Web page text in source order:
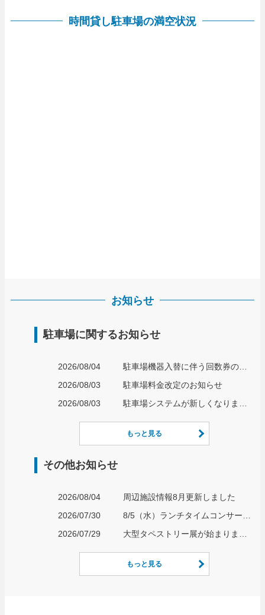
時間貸し駐車場の満空状況
お知らせ
駐車場に関するお知らせ
2026/08/04
2026/08/03
駐車場料金改定のお知らせ
2026/08/03
もっと見る
その他お知らせ
2026/08/04
周辺施設情報8月更新しました
2026/07/30
2026/07/29
もっと見る